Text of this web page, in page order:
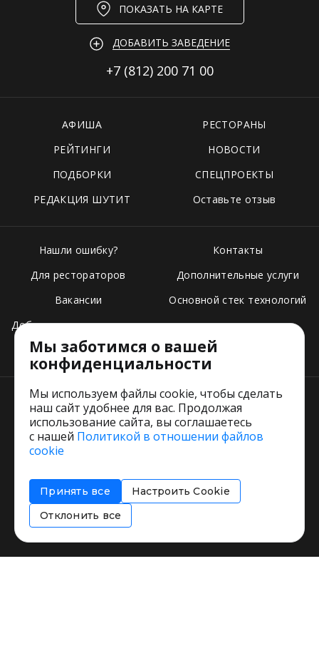
ПОКАЗАТЬ НА КАРТЕ
ДОБАВИТЬ ЗАВЕДЕНИЕ
+7 (812) 200 71 00
АФИША
РЕСТОРАНЫ
РЕЙТИНГИ
НОВОСТИ
ПОДБОРКИ
СПЕЦПРОЕКТЫ
РЕДАКЦИЯ ШУТИТ
Оставьте отзыв
Нашли ошибку?
Для рестораторов
Вакансии
Добавить свое заведение
Тарифы
Контакты
Дополнительные услуги
Основной стек технологий
Пользовательское соглашение
Соглашение об информировании
Политика использования cookies
Мы заботимся о вашей
конфиденциальности
Мы используем файлы cookie, чтобы сделать
наш сайт удобнее для вас. Продолжая
использование сайта, вы соглашаетесь
с нашей Политикой в отношении файлов
cookie
Принять все
Настроить Cookie
Отклонить все